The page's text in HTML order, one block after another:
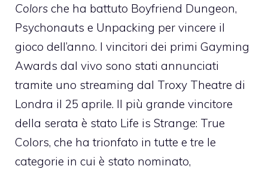
Colors che ha battuto Boyfriend Dungeon,
Psychonauts e Unpacking per vincere il
gioco dell’anno. I vincitori dei primi Gayming
Awards dal vivo sono stati annunciati
tramite uno streaming dal Troxy Theatre di
Londra il 25 aprile. Il più grande vincitore
della serata è stato Life is Strange: True
Colors, che ha trionfato in tutte e tre le
categorie in cui è stato nominato,